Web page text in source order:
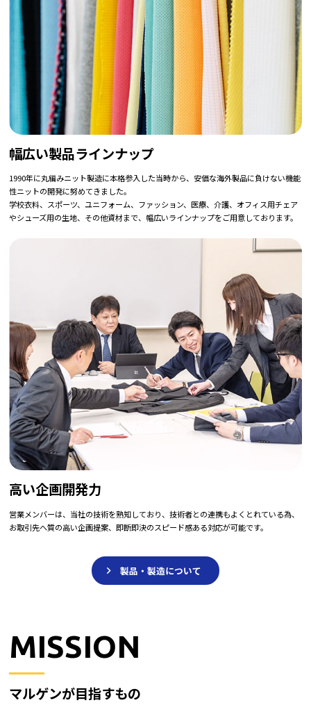
幅広い製品ラインナップ
1990年に丸編みニット製造に本格参入した当時から、安価な海外製品に負けない機能
性ニットの開発に努めてきました。
学校衣料、スポーツ、ユニフォーム、ファッション、医療、介護、オフィス用チェア
やシューズ用の生地、その他資材まで、幅広いラインナップをご用意しております。
高い企画開発力
営業メンバーは、当社の技術を熟知しており、技術者との連携もよくとれている為、
お取引先へ質の高い企画提案、即断即決のスピード感ある対応が可能です。
製品・製造について
MISSION
マルゲンが目指すもの